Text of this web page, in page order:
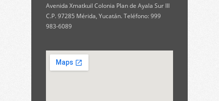
Avenida Xmatkuil Colonia Plan de Ayala Sur III
C.P. 97285 Mérida, Yucatán. Teléfono: 999
983-6089